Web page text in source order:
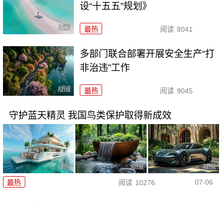
设“十五五”规划》
最热 阅读 8041
多部门联合部署开展安全生产“打
非治违”工作
最热 阅读 9045
守护蓝天精灵 我国鸟类保护取得新成效
最热 阅读 10276 07-06